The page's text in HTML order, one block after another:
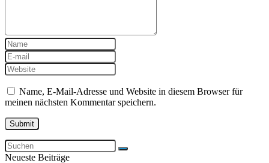
Name, E-Mail-Adresse und Website in diesem Browser für
meinen nächsten Kommentar speichern.
Neueste Beiträge